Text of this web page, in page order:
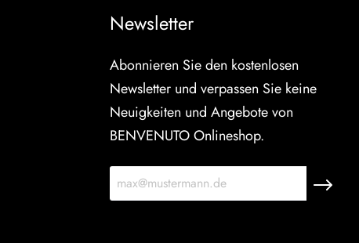
Newsletter
Abonnieren Sie den kostenlosen
Newsletter und verpassen Sie keine
Neuigkeiten und Angebote von
BENVENUTO Onlineshop.